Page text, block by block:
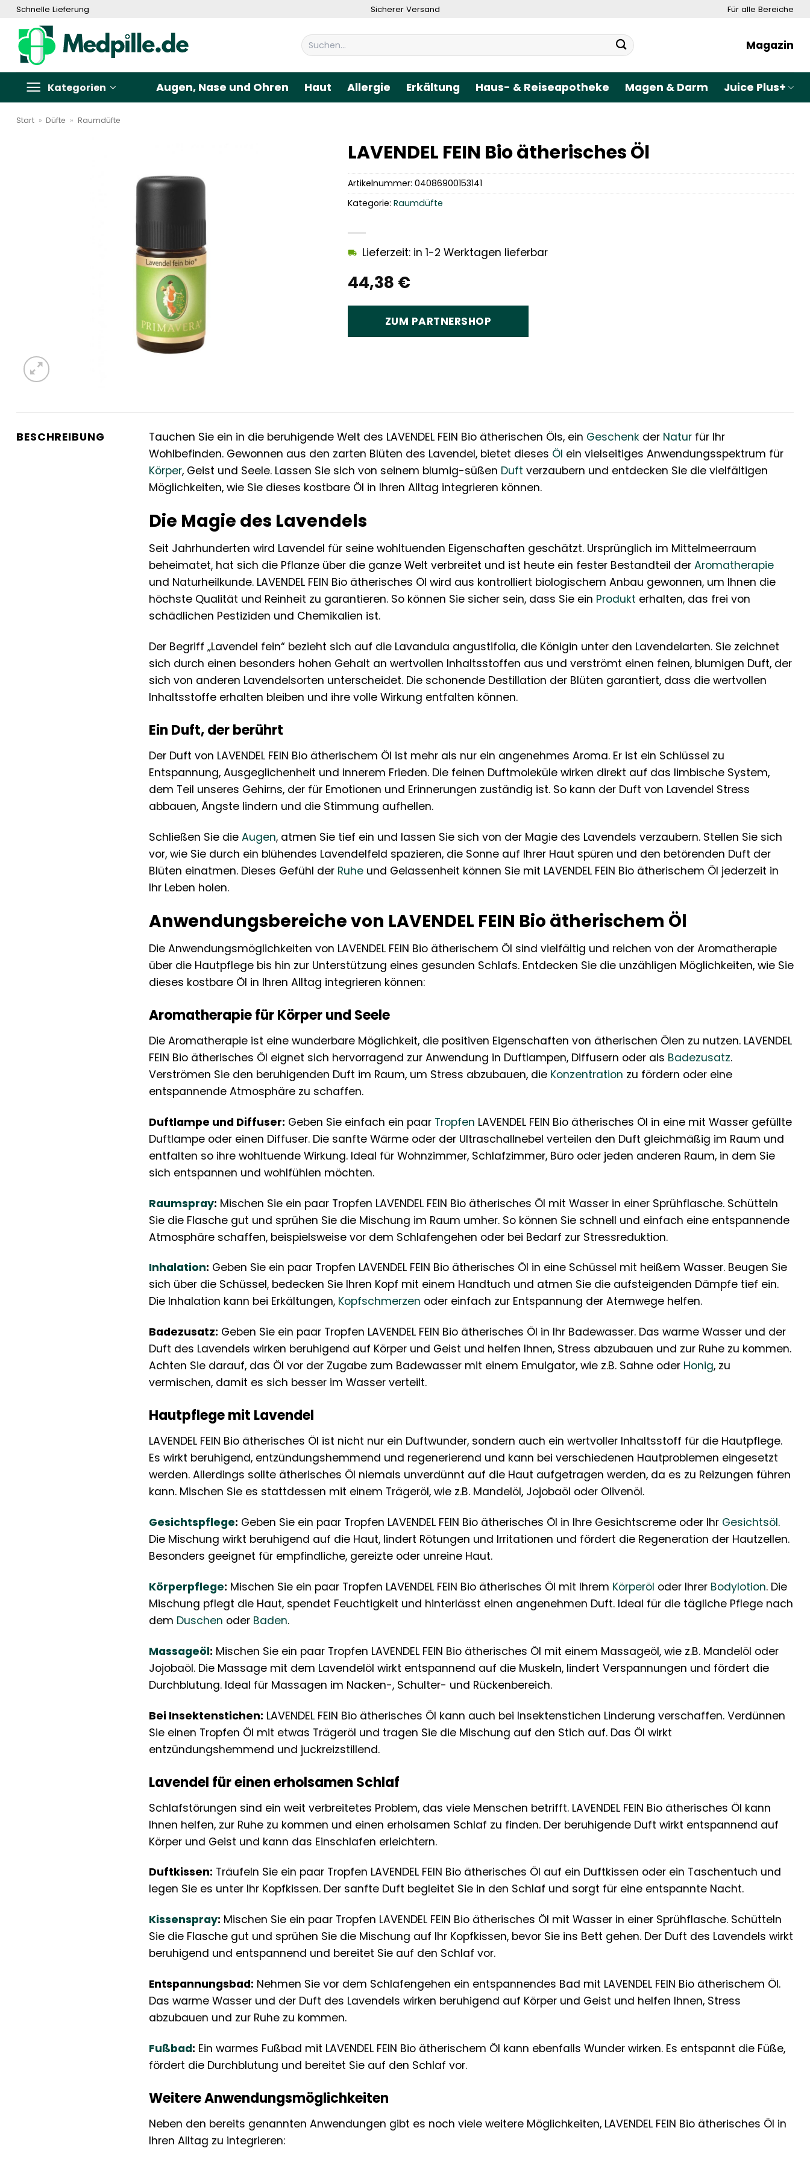
Zum
springen
Schnelle Lieferung Sicherer Versand Für alle Bereiche
Suchen
nach:
Magazin
Kategorien Augen, Nase und Ohren Haut Allergie Erkältung Haus- & Reiseapotheke Magen & Darm Juice Plus+
Start » Düfte » Raumdüfte
LAVENDEL FEIN Bio ätherisches Öl
44,38 €
Lieferzeit: in 1-2 Werktagen lieferbar
ZUM PARTNERSHOP
Artikelnummer: 04086900153141
Kategorie: Raumdüfte
BESCHREIBUNG Tauchen Sie ein in die beruhigende Welt des LAVENDEL FEIN Bio ätherischen Öls, ein Geschenk der Natur für Ihr
Wohlbefinden. Gewonnen aus den zarten Blüten des Lavendel, bietet dieses Öl ein vielseitiges Anwendungsspektrum für
Körper, Geist und Seele. Lassen Sie sich von seinem blumig-süßen Duft verzaubern und entdecken Sie die vielfältigen
Möglichkeiten, wie Sie dieses kostbare Öl in Ihren Alltag integrieren können.
Die Magie des Lavendels
Seit Jahrhunderten wird Lavendel für seine wohltuenden Eigenschaften geschätzt. Ursprünglich im Mittelmeerraum
beheimatet, hat sich die Pflanze über die ganze Welt verbreitet und ist heute ein fester Bestandteil der Aromatherapie
und Naturheilkunde. LAVENDEL FEIN Bio ätherisches Öl wird aus kontrolliert biologischem Anbau gewonnen, um Ihnen die
höchste Qualität und Reinheit zu garantieren. So können Sie sicher sein, dass Sie ein Produkt erhalten, das frei von
schädlichen Pestiziden und Chemikalien ist.
Der Begriff „Lavendel fein“ bezieht sich auf die Lavandula angustifolia, die Königin unter den Lavendelarten. Sie zeichnet
sich durch einen besonders hohen Gehalt an wertvollen Inhaltsstoffen aus und verströmt einen feinen, blumigen Duft, der
sich von anderen Lavendelsorten unterscheidet. Die schonende Destillation der Blüten garantiert, dass die wertvollen
Inhaltsstoffe erhalten bleiben und ihre volle Wirkung entfalten können.
Ein Duft, der berührt
Der Duft von LAVENDEL FEIN Bio ätherischem Öl ist mehr als nur ein angenehmes Aroma. Er ist ein Schlüssel zu
Entspannung, Ausgeglichenheit und innerem Frieden. Die feinen Duftmoleküle wirken direkt auf das limbische System,
dem Teil unseres Gehirns, der für Emotionen und Erinnerungen zuständig ist. So kann der Duft von Lavendel Stress
abbauen, Ängste lindern und die Stimmung aufhellen.
Schließen Sie die Augen, atmen Sie tief ein und lassen Sie sich von der Magie des Lavendels verzaubern. Stellen Sie sich
vor, wie Sie durch ein blühendes Lavendelfeld spazieren, die Sonne auf Ihrer Haut spüren und den betörenden Duft der
Blüten einatmen. Dieses Gefühl der Ruhe und Gelassenheit können Sie mit LAVENDEL FEIN Bio ätherischem Öl jederzeit in
Ihr Leben holen.
Anwendungsbereiche von LAVENDEL FEIN Bio ätherischem Öl
Die Anwendungsmöglichkeiten von LAVENDEL FEIN Bio ätherischem Öl sind vielfältig und reichen von der Aromatherapie
über die Hautpflege bis hin zur Unterstützung eines gesunden Schlafs. Entdecken Sie die unzähligen Möglichkeiten, wie Sie
dieses kostbare Öl in Ihren Alltag integrieren können:
Aromatherapie für Körper und Seele
Die Aromatherapie ist eine wunderbare Möglichkeit, die positiven Eigenschaften von ätherischen Ölen zu nutzen. LAVENDEL
FEIN Bio ätherisches Öl eignet sich hervorragend zur Anwendung in Duftlampen, Diffusern oder als Badezusatz.
Verströmen Sie den beruhigenden Duft im Raum, um Stress abzubauen, die Konzentration zu fördern oder eine
entspannende Atmosphäre zu schaffen.
Duftlampe und Diffuser: Geben Sie einfach ein paar Tropfen LAVENDEL FEIN Bio ätherisches Öl in eine mit Wasser gefüllte
Duftlampe oder einen Diffuser. Die sanfte Wärme oder der Ultraschallnebel verteilen den Duft gleichmäßig im Raum und
entfalten so ihre wohltuende Wirkung. Ideal für Wohnzimmer, Schlafzimmer, Büro oder jeden anderen Raum, in dem Sie
sich entspannen und wohlfühlen möchten.
Raumspray: Mischen Sie ein paar Tropfen LAVENDEL FEIN Bio ätherisches Öl mit Wasser in einer Sprühflasche. Schütteln
Sie die Flasche gut und sprühen Sie die Mischung im Raum umher. So können Sie schnell und einfach eine entspannende
Atmosphäre schaffen, beispielsweise vor dem Schlafengehen oder bei Bedarf zur Stressreduktion.
Inhalation: Geben Sie ein paar Tropfen LAVENDEL FEIN Bio ätherisches Öl in eine Schüssel mit heißem Wasser. Beugen Sie
sich über die Schüssel, bedecken Sie Ihren Kopf mit einem Handtuch und atmen Sie die aufsteigenden Dämpfe tief ein.
Die Inhalation kann bei Erkältungen, Kopfschmerzen oder einfach zur Entspannung der Atemwege helfen.
Badezusatz: Geben Sie ein paar Tropfen LAVENDEL FEIN Bio ätherisches Öl in Ihr Badewasser. Das warme Wasser und der
Duft des Lavendels wirken beruhigend auf Körper und Geist und helfen Ihnen, Stress abzubauen und zur Ruhe zu kommen.
Achten Sie darauf, das Öl vor der Zugabe zum Badewasser mit einem Emulgator, wie z.B. Sahne oder Honig, zu
vermischen, damit es sich besser im Wasser verteilt.
Hautpflege mit Lavendel
LAVENDEL FEIN Bio ätherisches Öl ist nicht nur ein Duftwunder, sondern auch ein wertvoller Inhaltsstoff für die Hautpflege.
Es wirkt beruhigend, entzündungshemmend und regenerierend und kann bei verschiedenen Hautproblemen eingesetzt
werden. Allerdings sollte ätherisches Öl niemals unverdünnt auf die Haut aufgetragen werden, da es zu Reizungen führen
kann. Mischen Sie es stattdessen mit einem Trägeröl, wie z.B. Mandelöl, Jojobaöl oder Olivenöl.
Gesichtspflege: Geben Sie ein paar Tropfen LAVENDEL FEIN Bio ätherisches Öl in Ihre Gesichtscreme oder Ihr Gesichtsöl.
Die Mischung wirkt beruhigend auf die Haut, lindert Rötungen und Irritationen und fördert die Regeneration der Hautzellen.
Besonders geeignet für empfindliche, gereizte oder unreine Haut.
Körperpflege: Mischen Sie ein paar Tropfen LAVENDEL FEIN Bio ätherisches Öl mit Ihrem Körperöl oder Ihrer Bodylotion. Die
Mischung pflegt die Haut, spendet Feuchtigkeit und hinterlässt einen angenehmen Duft. Ideal für die tägliche Pflege nach
dem Duschen oder Baden.
Massageöl: Mischen Sie ein paar Tropfen LAVENDEL FEIN Bio ätherisches Öl mit einem Massageöl, wie z.B. Mandelöl oder
Jojobaöl. Die Massage mit dem Lavendelöl wirkt entspannend auf die Muskeln, lindert Verspannungen und fördert die
Durchblutung. Ideal für Massagen im Nacken-, Schulter- und Rückenbereich.
Bei Insektenstichen: LAVENDEL FEIN Bio ätherisches Öl kann auch bei Insektenstichen Linderung verschaffen. Verdünnen
Sie einen Tropfen Öl mit etwas Trägeröl und tragen Sie die Mischung auf den Stich auf. Das Öl wirkt
entzündungshemmend und juckreizstillend.
Lavendel für einen erholsamen Schlaf
Schlafstörungen sind ein weit verbreitetes Problem, das viele Menschen betrifft. LAVENDEL FEIN Bio ätherisches Öl kann
Ihnen helfen, zur Ruhe zu kommen und einen erholsamen Schlaf zu finden. Der beruhigende Duft wirkt entspannend auf
Körper und Geist und kann das Einschlafen erleichtern.
Duftkissen: Träufeln Sie ein paar Tropfen LAVENDEL FEIN Bio ätherisches Öl auf ein Duftkissen oder ein Taschentuch und
legen Sie es unter Ihr Kopfkissen. Der sanfte Duft begleitet Sie in den Schlaf und sorgt für eine entspannte Nacht.
Kissenspray: Mischen Sie ein paar Tropfen LAVENDEL FEIN Bio ätherisches Öl mit Wasser in einer Sprühflasche. Schütteln
Sie die Flasche gut und sprühen Sie die Mischung auf Ihr Kopfkissen, bevor Sie ins Bett gehen. Der Duft des Lavendels wirkt
beruhigend und entspannend und bereitet Sie auf den Schlaf vor.
Entspannungsbad: Nehmen Sie vor dem Schlafengehen ein entspannendes Bad mit LAVENDEL FEIN Bio ätherischem Öl.
Das warme Wasser und der Duft des Lavendels wirken beruhigend auf Körper und Geist und helfen Ihnen, Stress
abzubauen und zur Ruhe zu kommen.
Fußbad: Ein warmes Fußbad mit LAVENDEL FEIN Bio ätherischem Öl kann ebenfalls Wunder wirken. Es entspannt die Füße,
fördert die Durchblutung und bereitet Sie auf den Schlaf vor.
Weitere Anwendungsmöglichkeiten
Neben den bereits genannten Anwendungen gibt es noch viele weitere Möglichkeiten, LAVENDEL FEIN Bio ätherisches Öl in
Ihren Alltag zu integrieren: